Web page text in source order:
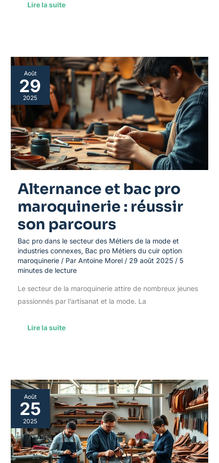
Lire la suite
Août
29
2025
Alternance et bac pro
maroquinerie : réussir
son parcours
Bac pro dans le secteur des Métiers de la mode et
industries connexes, Bac pro Métiers du cuir option
maroquinerie/ Par Antoine Morel / 29 août 2025 / 5
minutes de lecture
Le secteur de la maroquinerie attire de nombreux jeunes
passionnés par l’artisanat et la mode. La
Alternance
et
bac
pro
maroquinerie
réussir
son
parcours
Lire la suite
Août
25
2025
Tendances
mode
2025
:
maroquinerie
et
formation
professionnelle